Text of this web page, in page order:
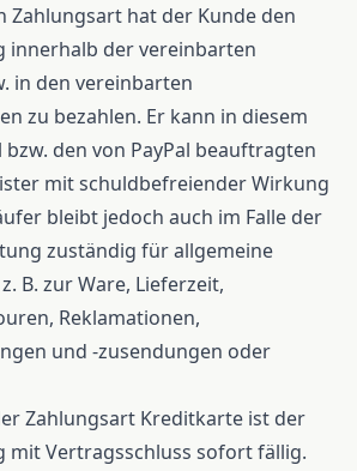
Zahlungsart hat der Kunde den
innerhalb der vereinbarten
in den vereinbarten
zu bezahlen. Er kann in diesem
bzw. den von PayPal beauftragten
mit schuldbefreiender Wirkung
bleibt jedoch auch im Falle der
zuständig für allgemeine
B. zur Ware, Lieferzeit,
Reklamationen,
und -zusendungen oder
Zahlungsart Kreditkarte ist der
mit Vertragsschluss sofort fällig.